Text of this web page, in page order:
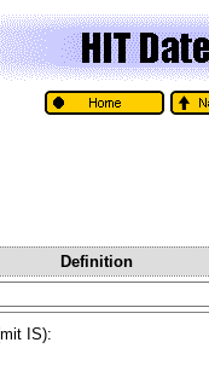
Definition
IS):